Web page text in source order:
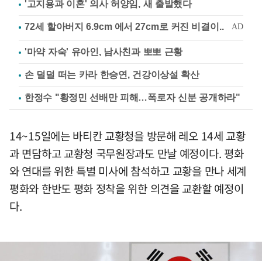
'고지용과 이혼' 의사 허양임, 새 출발했다
'마약 자숙' 유아인, 남사친과 뽀뽀 근황
손 덜덜 떠는 카라 한승연, 건강이상설 확산
한정수 "황정민 선배만 피해…폭로자 신분 공개하라"
14~15일에는 바티칸 교황청을 방문해 레오 14세 교황
과 면담하고 교황청 국무원장과도 만날 예정이다. 평화
와 연대를 위한 특별 미사에 참석하고 교황을 만나 세계
평화와 한반도 평화 정착을 위한 의견을 교환할 예정이
다.